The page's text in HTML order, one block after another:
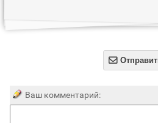

Ваш комментарий: